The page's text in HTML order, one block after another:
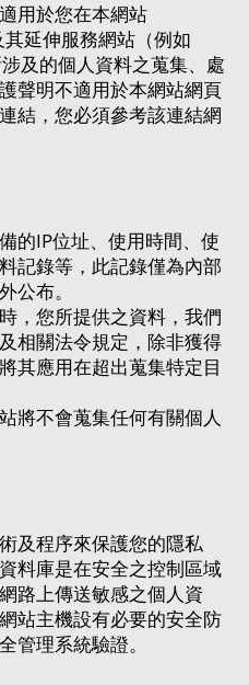
用於您在本網站
延伸服務網站（例如
及的個人資料之蒐集、處
聲明不適用於本網站網頁
結，您必須參考該連結網
的IP位址、使用時間、使
記錄等，此記錄僅為內部
公布。
，您所提供之資料，我們
相關法令規定，除非獲得
其應用在超出蒐集特定目
將不會蒐集任何有關個人
程序來保護您的隱私
料庫是在安全之控制區域
路上傳送敏感之個人資
站主機設有必要的安全防
管理系統驗證。